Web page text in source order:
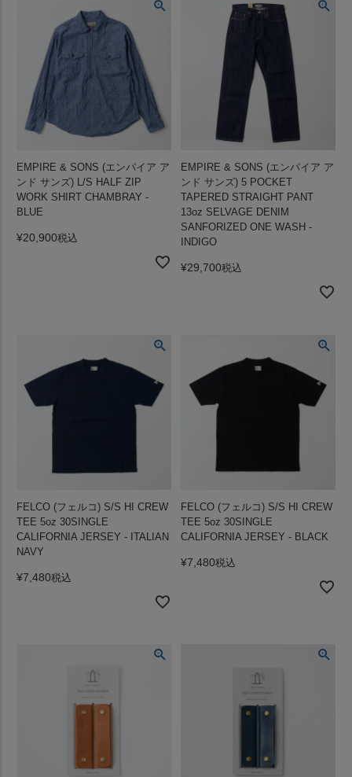
EMPIRE & SONS (エンパイア ア
ンド サンズ) L/S HALF ZIP
WORK SHIRT CHAMBRAY -
BLUE
¥20,900税込
EMPIRE & SONS (エンパイア ア
ンド サンズ) 5 POCKET
TAPERED STRAIGHT PANT
13oz SELVAGE DENIM
SANFORIZED ONE WASH -
INDIGO
¥29,700税込
FELCO (フェルコ) S/S HI CREW
TEE 5oz 30SINGLE
CALIFORNIA JERSEY - ITALIAN
NAVY
¥7,480税込
FELCO (フェルコ) S/S HI CREW
TEE 5oz 30SINGLE
CALIFORNIA JERSEY - BLACK
¥7,480税込